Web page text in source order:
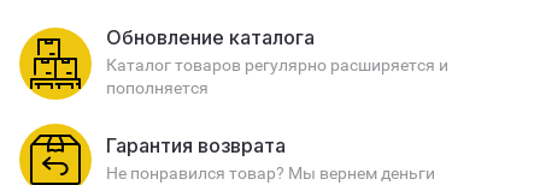
Обновление каталога
Каталог товаров регулярно расширяется и
пополняется
Гарантия возврата
Не понравился товар? Мы вернем деньги